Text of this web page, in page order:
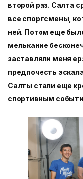
второй раз. Салта
все спортсмены,
ней. Потом еще
мелькание
заставляли меня
предпочесть
Салты стали еще
спортивным